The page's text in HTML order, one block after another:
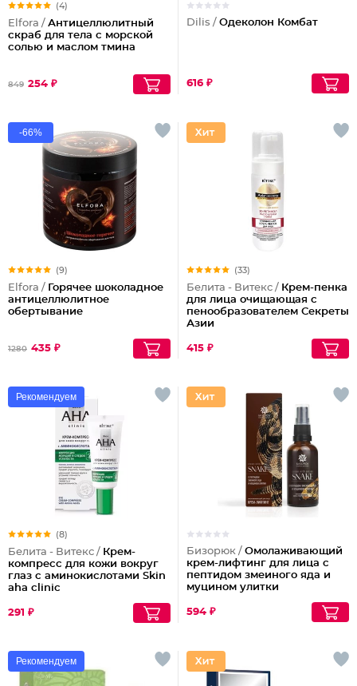
(4)
Elfora / Антицеллюлитный
скраб для тела с морской
солью и маслом тмина
849 254 ₽
Dilis / Одеколон Комбат
616 ₽
-66%
(9)
Elfora / Горячее шоколадное
антицеллюлитное
обертывание
1280 435 ₽
(33)
Белита - Витекс / Крем-пенка
для лица очищающая с
пенообразователем Секреты
Азии
415 ₽
Рекомендуем
(8)
Белита - Витекс / Крем-
компресс для кожи вокруг
глаз с аминокислотами Skin
aha clinic
291 ₽
Бизорюк / Омолаживающий
крем-лифтинг для лица с
пептидом змеиного яда и
муцином улитки
594 ₽
Рекомендуем